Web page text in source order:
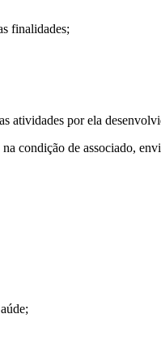
finalidades;
atividades por ela
condição de associado,